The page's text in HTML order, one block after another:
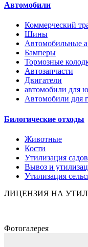
Автомобили
Коммерческий
Шины
Автомобильные
Бамперы
Тормозные
Автозапчасти
Двигатели
автомобили для
Автомобили для
Билогические отходы
Животные
Кости
Утилизация
Вывоз и
Утилизация
ЛИЦЕНЗИЯ НА
Фотогалерея